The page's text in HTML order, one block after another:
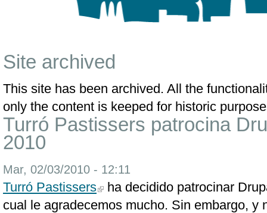
Site archived
This site has been archived. All the
only the content is keeped for historic
Turró Pastissers patrocina
2010
Mar, 02/03/2010 - 12:11
Turró Pastissers
ha decidido patrocinar
cual le agradecemos mucho. Sin embargo, y